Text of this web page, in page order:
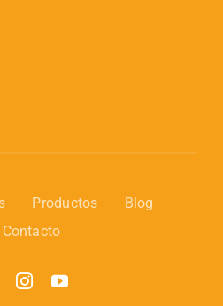
Productos
Blog
Contacto